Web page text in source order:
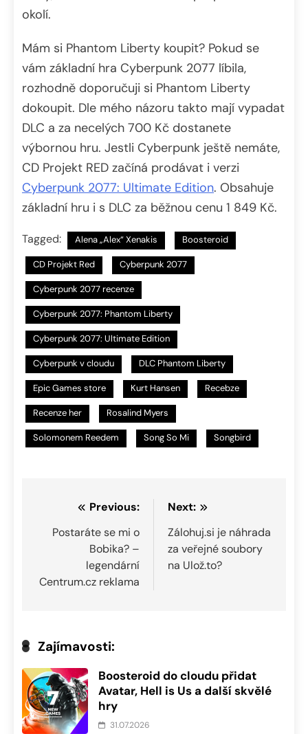
okolí.
Mám si Phantom Liberty koupit? Pokud se
vám základní hra Cyberpunk 2077 líbila,
rozhodně doporučuji si Phantom Liberty
dokoupit. Dle mého názoru takto mají vypadat
DLC a za necelých 700 Kč dostanete
výbornou hru. Jestli Cyberpunk ještě nemáte,
CD Projekt RED začíná prodávat i verzi
Cyberpunk 2077: Ultimate Edition. Obsahuje
základní hru i s DLC za běžnou cenu 1 849 Kč.
Tagged: Alena „Alex“ Xenakis Boosteroid
CD Projekt Red Cyberpunk 2077
Cyberpunk 2077 recenze
Cyberpunk 2077: Phantom Liberty
Cyberpunk 2077: Ultimate Edition
Cyberpunk v cloudu DLC Phantom Liberty
Epic Games store Kurt Hansen Recebze
Recenze her Rosalind Myers
Solomonem Reedem Song So Mi Songbird
Navigace
pro
příspěvek
Previous:
Postaráte se mi o
Bobika? –
legendární
Centrum.cz reklama
Next:
Zálohuj.si je náhrada
za veřejné soubory
na Ulož.to?
Zajímavosti:
Boosteroid do cloudu přidat
Avatar, Hell is Us a další skvělé
hry
31.07.2026